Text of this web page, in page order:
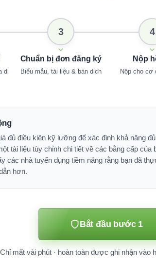
di
3
Chuẩn bị đơn đăng ký
Biểu mẫu, tài liệu & bản dịch
4
Nộp
Nộp cho cơ
đủ điều kiện kỹ lưỡng để xác định khả năng
tài liệu tùy chỉnh chi tiết về các bằng cấp
các nhà tuyển dụng tiềm năng rằng bạn đã
hơn.
Bắt đầu bước 1
Chỉ mất vài phút · hoàn toàn được ghi nhận vào